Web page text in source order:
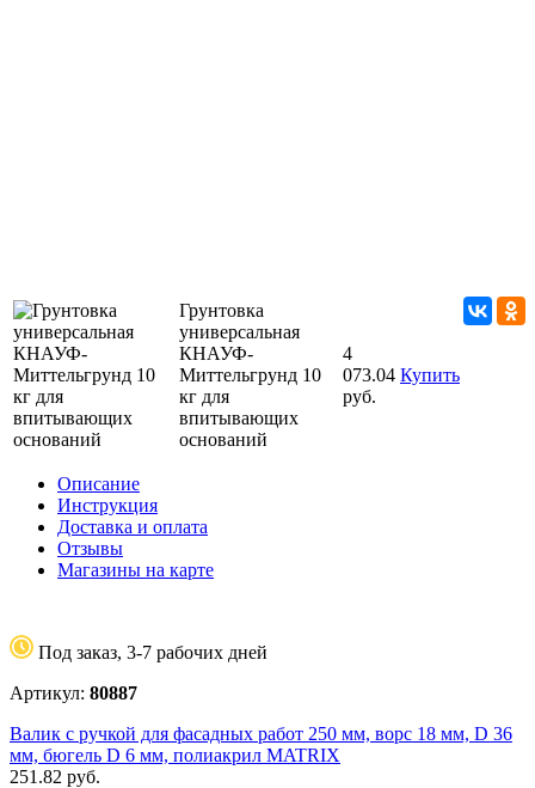
Грунтовка
универсальная
КНАУФ-
Миттельгрунд 10
кг для
впитывающих
оснований
4
073.04
руб.
Купить
Описание
Инструкция
Доставка и оплата
Отзывы
Магазины на карте
Под заказ, 3-7 рабочих дней
Артикул: 80887
Валик с ручкой для фасадных работ 250 мм, ворс 18 мм, D 36
мм, бюгель D 6 мм, полиакрил MATRIX
251.82 руб.